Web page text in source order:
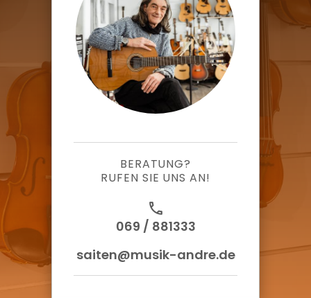
BERATUNG?
RUFEN SIE UNS AN!
call
069 / 881333
saiten@musik-andre.de